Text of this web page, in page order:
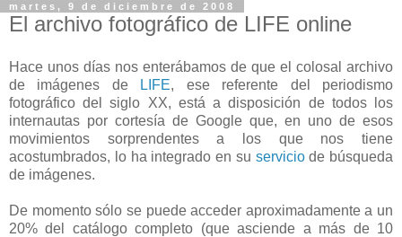
martes, 9 de diciembre de 2008
El archivo fotográfico de LIFE online
Hace unos días nos enterábamos de que el colosal archivo
de imágenes de
LIFE, ese referente del periodismo
fotográfico del siglo XX, está a disposición de todos los
internautas por cortesía de Google que, en uno de esos
movimientos sorprendentes a los que nos tiene
acostumbrados, lo ha integrado en su serviciode búsqueda
de imágenes.
De momento sólo se puede acceder aproximadamente a un
20% del catálogo completo (que asciende a más de 10